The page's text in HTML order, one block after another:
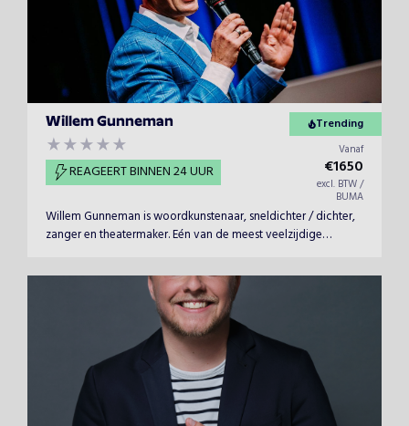
Willem Gunneman
REAGEERT BINNEN 24 UUR
Trending
Vanaf
€1650
excl. BTW /
BUMA
Willem Gunneman is woordkunstenaar, sneldichter / dichter,
zanger en theatermaker. Eén van de meest veelzijdige
ook hetzelfde. Willem raakt in alle opzichten. Inhoudelijk en
altijd met respect. Klein (in een intieme setting) en groots.